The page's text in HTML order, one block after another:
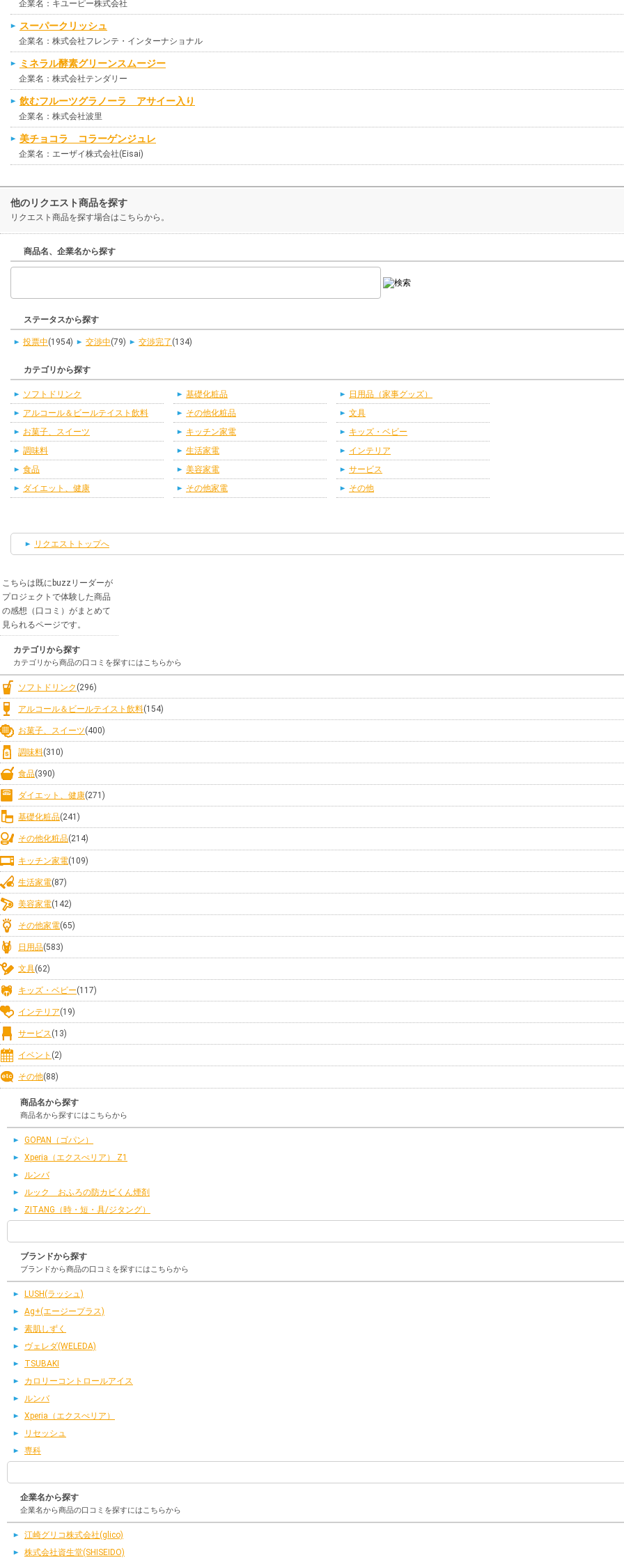
企業名：キユーピー株式会社
スーパークリッシュ
企業名：株式会社フレンテ・インターナショナル
ミネラル酵素グリーンスムージー
企業名：株式会社テンダリー
飲むフルーツグラノーラ アサイー入り
企業名：株式会社波里
美チョコラ コラーゲンジュレ
企業名：エーザイ株式会社(Eisai)
他のリクエスト商品を探す
リクエスト商品を探す場合はこちらから。
商品名、企業名から探す
ステータスから探す
投票中(1954) 交渉中(79) 交渉完了 (134)
カテゴリから探す
ソフトドリンク
アルコール＆ビールテイスト飲料
お菓子、スイーツ
調味料
食品
ダイエット、健康
基礎化粧品
その他化粧品
キッチン家電
生活家電
美容家電
その他家電
日用品（家事グッズ）
文具
キッズ・ベビー
インテリア
サービス
その他
リクエストトップへ
こちらは既にbuzzリーダーが
プロジェクトで体験した商品
の感想（口コミ）がまとめて
見られるページです。
カテゴリから探す
カテゴリから商品の口コミを探すにはこちらから
ソフトドリンク (296)
アルコール＆ビールテイスト飲料(154)
お菓子、スイーツ(400)
調味料(310)
食品(390)
ダイエット、健康(271)
基礎化粧品(241)
その他化粧品(214)
キッチン家電(109)
生活家電(87)
美容家電(142)
その他家電(65)
日用品(583)
文具(62)
キッズ・ベビー(117)
インテリア(19)
サービス(13)
イベント (2)
その他(88)
商品名から探す
商品名から探すにはこちらから
GOPAN（ゴパン）
Xperia（エクスぺリア） Z1
ルンバ
ルック おふろの防カビくん煙剤
ZITANG（時・短・具/ジタング）
ブランドから探す
ブランドから商品の口コミを探すにはこちらから
LUSH(ラッシュ)
Ag+(エージープラス)
素肌しずく
ヴェレダ(WELEDA)
TSUBAKI
カロリーコントロールアイス
ルンバ
Xperia（エクスぺリア）
リセッシュ
専科
企業名から探す
企業名から商品の口コミを探すにはこちらから
江崎グリコ株式会社(glico)
株式会社資生堂(SHISEIDO)